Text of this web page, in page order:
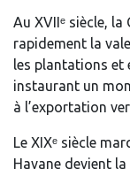
Au XVIIᵉ siècle,
rapidement la
les plantations et
instaurant un
à l’exportation
Le XIXᵉ siècle
Havane devient